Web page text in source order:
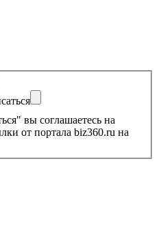
вы соглашаетесь на
от портала biz360.ru на